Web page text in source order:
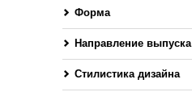
Форма
Направление выпуска
Стилистика дизайна